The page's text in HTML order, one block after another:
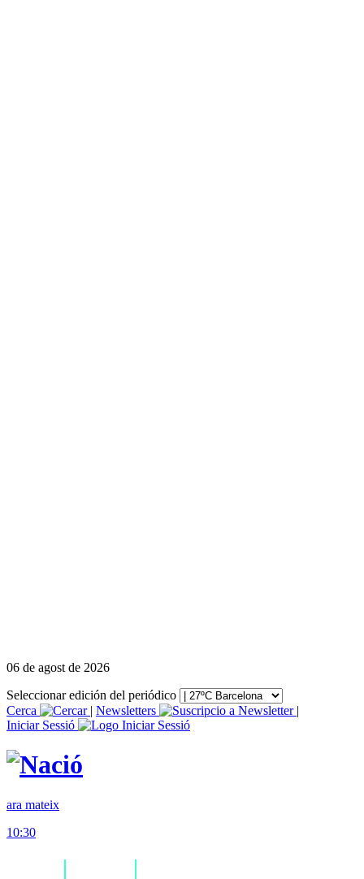
06 de agost de 2026
Seleccionar edición del periódico
Cerca
| Newsletters
|
Iniciar Sessió
ara mateix
10:30